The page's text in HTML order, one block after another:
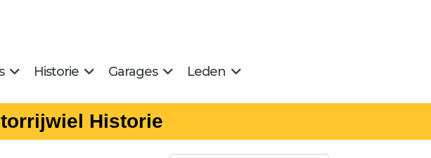
Historie Garages Leden
Historie